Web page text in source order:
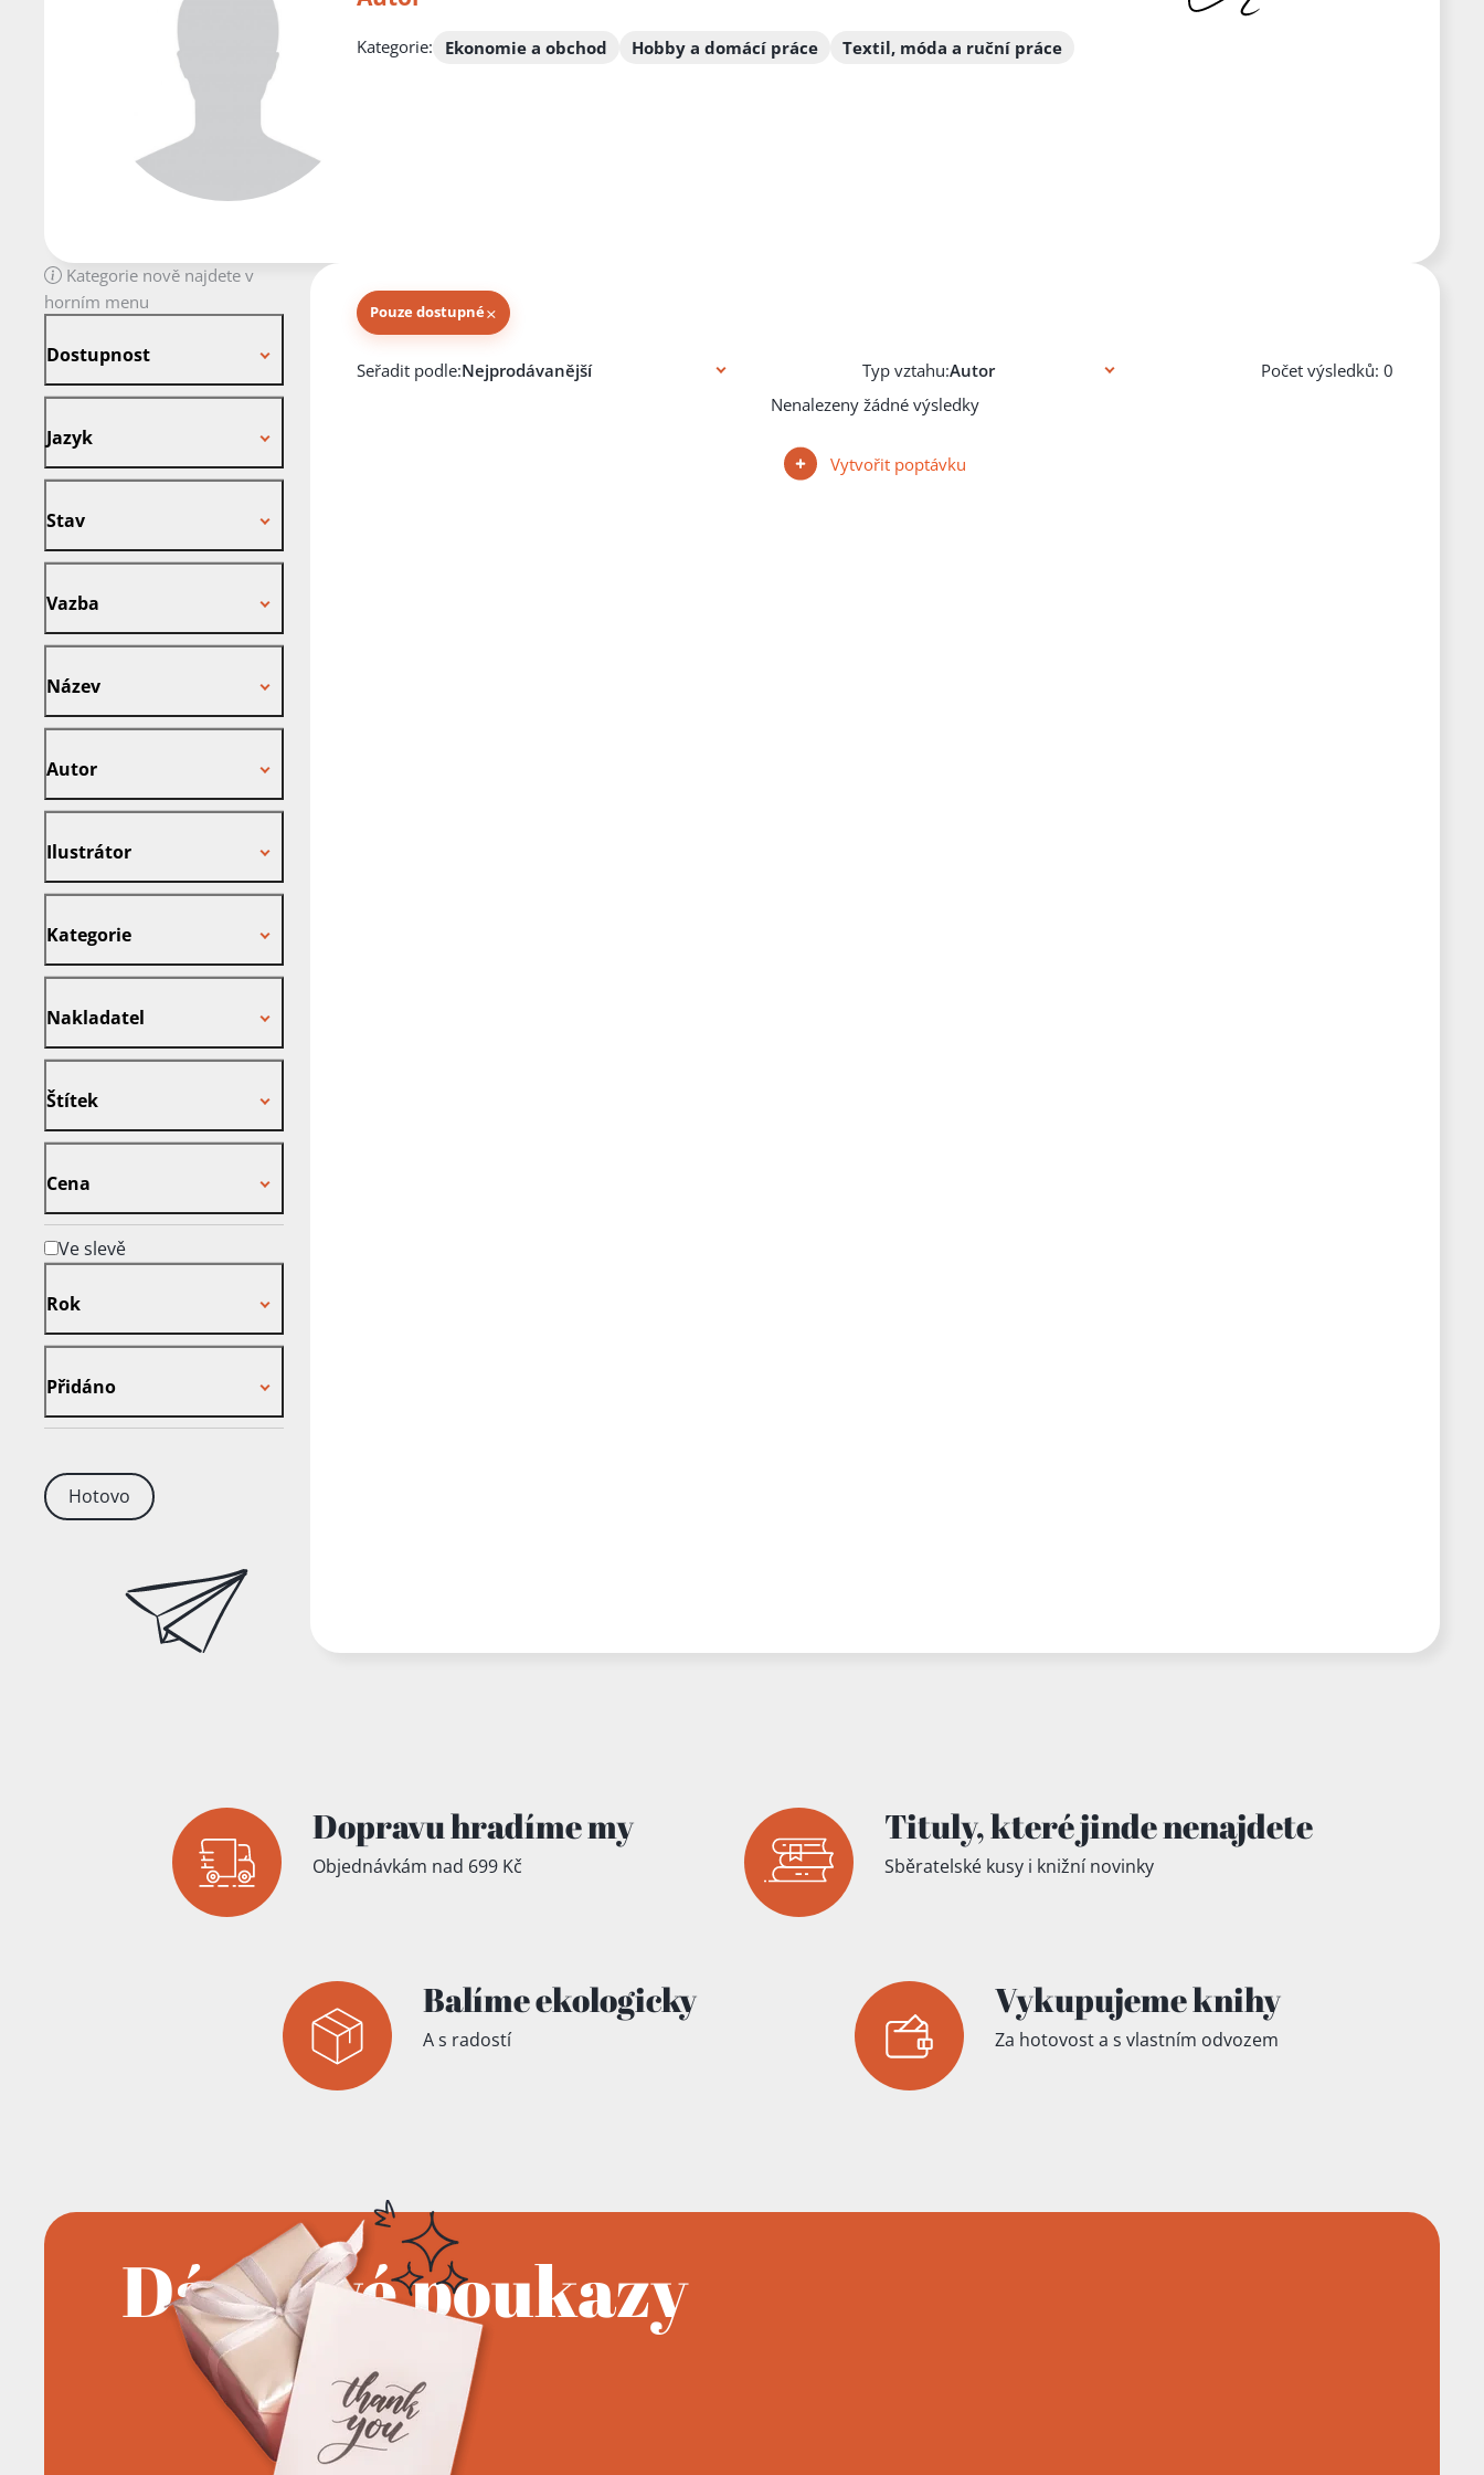
Kategorie: Ekonomie a obchod Hobby a domácí práce Textil, móda a ruční práce
Kategorie nově najdete v
horním menu
Dostupnost
Jazyk
Stav
Vazba
Název
Autor
Ilustrátor
Kategorie
Nakladatel
Štítek
Cena
Ve slevě
Rok
Přidáno
Hotovo
Pouze dostupné×
Knihy autora
Seřadit podle: Typ vztahu:
Počet výsledků: 0
Nenalezeny žádné výsledky
Vytvořit poptávku
Dopravu hradíme my
Objednávkám nad 699 Kč
Tituly,které jindenenajdete
Sběratelské kusy i knižní novinky
Balíme ekologicky
A s radostí
Vykupujeme knihy
Za hotovost a s vlastním odvozem
Dárkové poukazy
Přidáno do košíku!